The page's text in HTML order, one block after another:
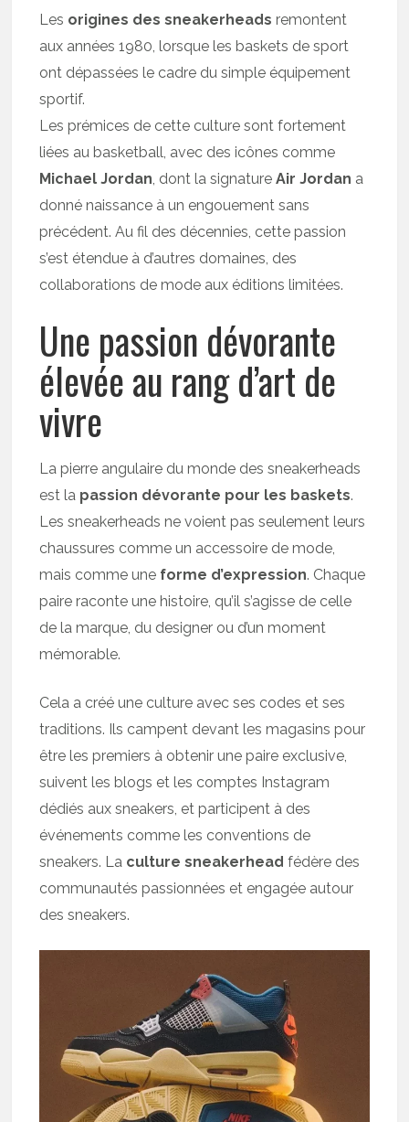
Les origines des sneakerheads remontent
aux années 1980, lorsque les baskets de sport
ont dépassées le cadre du simple équipement
sportif.
Les prémices de cette culture sont fortement
liées au basketball, avec des icônes comme
Michael Jordan , dont la signatureAir Jordan a
donné naissance à un engouement sans
précédent. Au fil des décennies, cette passion
s’est étendue à d’autres domaines, des
collaborations de mode aux éditions limitées.
Une passion dévorante
élevée au rang d’art de
vivre
La pierre angulaire du monde des sneakerheads
est la passion dévorante pour les baskets.
Les sneakerheads ne voient pas seulement leurs
chaussures comme un accessoire de mode,
mais comme une forme d’expression. Chaque
paire raconte une histoire, qu’il s’agisse de celle
de la marque, du designer ou d’un moment
mémorable.
Cela a créé une culture avec ses codes et ses
traditions. Ils campent devant les magasins pour
être les premiers à obtenir une paire exclusive,
suivent les blogs et les comptes Instagram
dédiés aux sneakers, et participent à des
événements comme les conventions de
sneakers. La culture sneakerhead fédère des
communautés passionnées et engagée autour
des sneakers.